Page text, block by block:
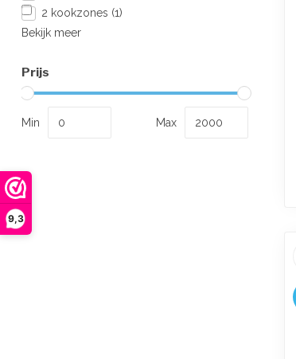
9,3
2 kookzones (1)
Bekijk meer
Prijs
Min Max